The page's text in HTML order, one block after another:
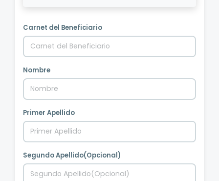
Carnet del Beneficiario
Nombre
Primer Apellido
Segundo Apellido(Opcional)